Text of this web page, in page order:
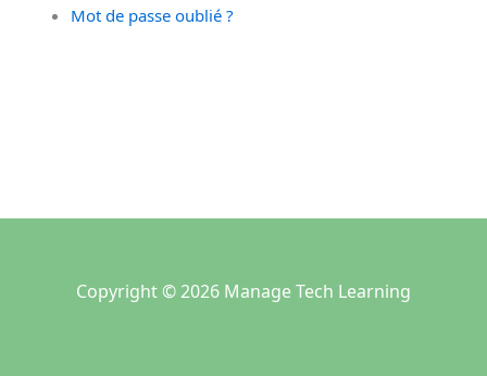
Mot de passe oublié ?
Copyright © 2026 Manage Tech Learning